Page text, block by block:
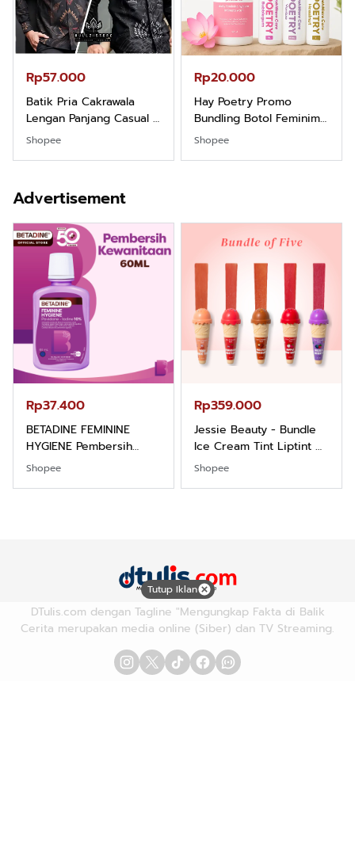
Rp57.000
Batik Pria Cakrawala
Lengan Panjang Casual -
Kemeja Batik Pria
Santai Slimfit Formal
Shopee
Rp20.000
Hay Poetry Promo
Bundling Botol Feminim
Care Perawatan
Hazelnut
Shopee
Advertisement
Rp37.400
BETADINE FEMININE
HYGIENE Pembersih
Kewanitaan 60ml
Shopee
Rp359.000
Jessie Beauty - Bundle
Ice Cream Tint Liptint All
Variant
Shopee
Tutup Iklan
DTulis.com dengan Tagline "Mengungkap Fakta di Balik
Cerita merupakan media online (Siber) dan TV Streaming.